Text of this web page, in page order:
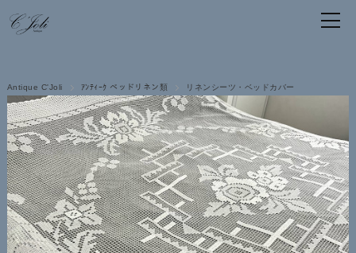
Antique C'Joli ｱﾝﾃｨｰｸ ベッドリネン類 リネンシーツ・ベッドカバー